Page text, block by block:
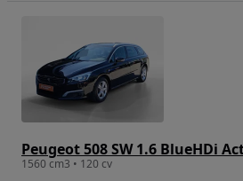
Peugeot 508 SW 1.6 BlueHDi
1560 cm3 • 120 cv